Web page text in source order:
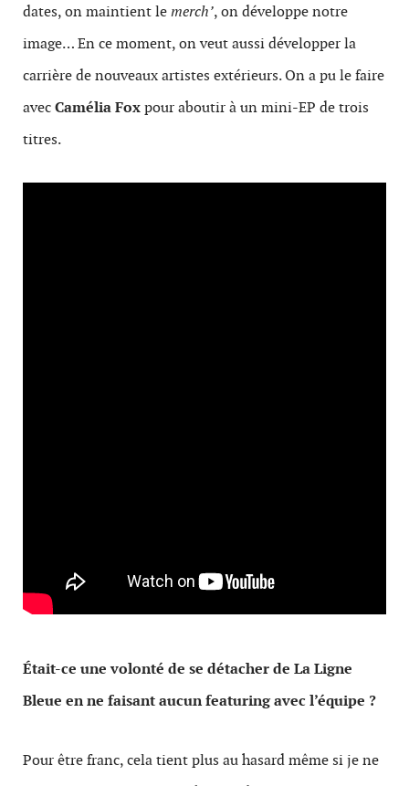
dates, on maintient lemerch’, on développe notre
image… En ce moment, on veut aussi développer la
carrière de nouveaux artistes extérieurs. On a pu le faire
avecCamélia Foxpour aboutir à un mini-EP de trois
titres.
Était-ce une volonté de se détacher de La Ligne
Bleue en ne faisant aucun featuring avec l’équipe ?
Pour être franc, cela tient plus au hasard même si je ne